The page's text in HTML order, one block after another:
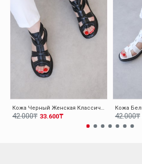
Кожа Черный Женская Классические Сандалии 124ZA116
33.600₸
42.000₸ 42.000₸